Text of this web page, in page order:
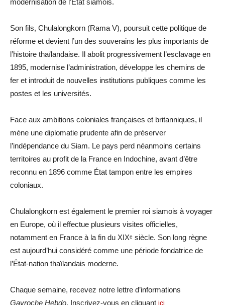
modernisation de l’État siamois.
Son fils, Chulalongkorn (Rama V), poursuit cette politique de
réforme et devient l’un des souverains les plus importants de
l’histoire thaïlandaise. Il abolit progressivement l’esclavage en
1895, modernise l’administration, développe les chemins de
fer et introduit de nouvelles institutions publiques comme les
postes et les universités.
Face aux ambitions coloniales françaises et britanniques, il
mène une diplomatie prudente afin de préserver
l’indépendance du Siam. Le pays perd néanmoins certains
territoires au profit de la France en Indochine, avant d’être
reconnu en 1896 comme État tampon entre les empires
coloniaux.
Chulalongkorn est également le premier roi siamois à voyager
en Europe, où il effectue plusieurs visites officielles,
notamment en France à la fin du XIXᵉ siècle. Son long règne
est aujourd’hui considéré comme une période fondatrice de
l’État-nation thaïlandais moderne.
Chaque semaine, recevez notre lettre d’informations
Gavroche Hebdo. Inscrivez-vous en cliquant ici